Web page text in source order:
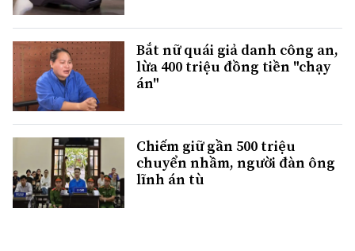
Bắt nữ quái giả danh công an,
lừa 400 triệu đồng tiền "chạy
án"
Chiếm giữ gần 500 triệu
chuyển nhầm, người đàn ông
lĩnh án tù